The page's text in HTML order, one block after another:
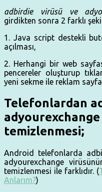
adbirdie virüsü ve
girdikten sonra 2 farklı
1. Java script destekli
açılması,
2. Herhangi bir web
pencereler oluşturup
yeni sekme ile reklam
Telefonlardan
temizlenmesi;
Android telefonlarda
adyourexchange
temizlenmesi ile farklıdır. (
Anlarım?)